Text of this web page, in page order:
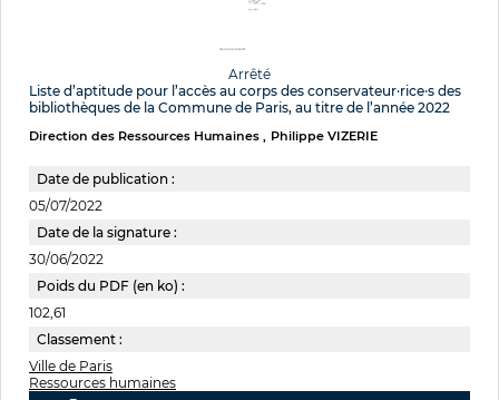
Arrêté
Liste d’aptitude pour l’accès au corps des conservateur·rice·s des
bibliothèques de la Commune de Paris, au titre de l’année 2022
Direction des Ressources Humaines Philippe VIZERIE
Date de publication :
05/07/2022
Date de la signature :
30/06/2022
Poids du PDF (en ko) :
102,61
Classement :
Ville de Paris
Ressources humaines